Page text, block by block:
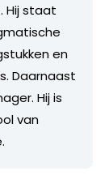
Hij staat
en
Daarnaast
Hij is
van